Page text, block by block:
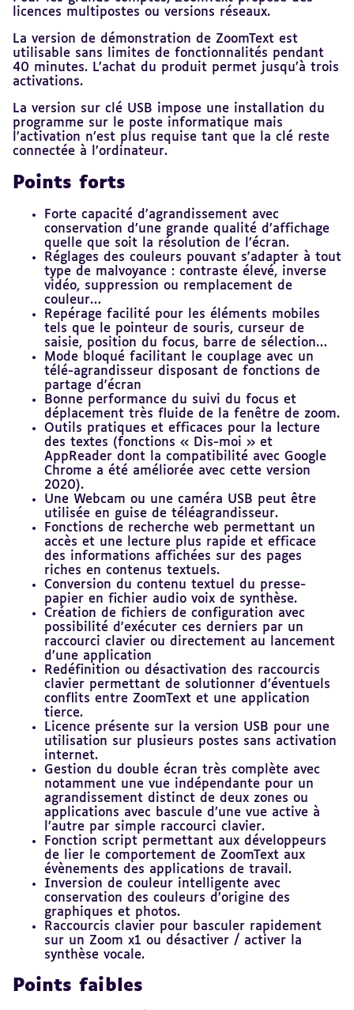
licences multipostes ou versions réseaux.
La version de démonstration de ZoomText est
utilisable sans limites de fonctionnalités pendant
40 minutes. L’achat du produit permet jusqu’à trois
activations.
La version sur clé USB impose une installation du
programme sur le poste informatique mais
l’activation n’est plus requise tant que la clé reste
connectée à l’ordinateur.
Points forts
Forte capacité d’agrandissement avec
conservation d’une grande qualité d’affichage
quelle que soit la résolution de l’écran.
Réglages des couleurs pouvant s'adapter à tout
type de malvoyance : contraste élevé, inverse
vidéo, suppression ou remplacement de
couleur…
Repérage facilité pour les éléments mobiles
tels que le pointeur de souris, curseur de
saisie, position du focus, barre de sélection…
Mode bloqué facilitant le couplage avec un
télé-agrandisseur disposant de fonctions de
partage d'écran
Bonne performance du suivi du focus et
déplacement très fluide de la fenêtre de zoom.
Outils pratiques et efficaces pour la lecture
des textes (fonctions « Dis-moi » et
AppReader dont la compatibilité avec Google
Chrome a été améliorée avec cette version
2020).
Une Webcam ou une caméra USB peut être
utilisée en guise de téléagrandisseur.
Fonctions de recherche web permettant un
accès et une lecture plus rapide et efficace
des informations affichées sur des pages
riches en contenus textuels.
Conversion du contenu textuel du presse-
papier en fichier audio voix de synthèse.
Création de fichiers de configuration avec
possibilité d'exécuter ces derniers par un
raccourci clavier ou directement au lancement
d’une application
Redéfinition ou désactivation des raccourcis
clavier permettant de solutionner d’éventuels
conflits entre ZoomText et une application
tierce.
Licence présente sur la version USB pour une
utilisation sur plusieurs postes sans activation
internet.
Gestion du double écran très complète avec
notamment une vue indépendante pour un
agrandissement distinct de deux zones ou
applications avec bascule d’une vue active à
l’autre par simple raccourci clavier.
Fonction script permettant aux développeurs
de lier le comportement de ZoomText aux
évènements des applications de travail.
Inversion de couleur intelligente avec
conservation des couleurs d’origine des
graphiques et photos.
Raccourcis clavier pour basculer rapidement
sur un Zoom x1 ou désactiver / activer la
synthèse vocale.
Points faibles